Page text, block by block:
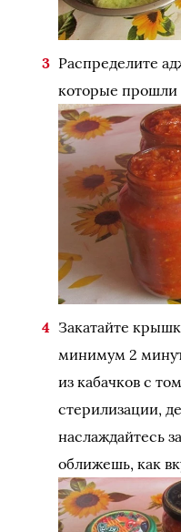
Распределите
которые прошли
Закатайте
минимум 2
из кабачков с
стерилизации,
наслаждайтесь
оближешь, как